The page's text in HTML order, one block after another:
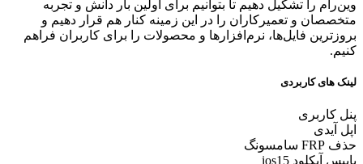
وین‌رام را تشکیل دهیم تا بتوانیم برای اولین بار دانش و تجربه
متخصصان و تعمیرکاران را در این زمینه کنار هم قرار دهیم و
بروزترین فایل‌ها، نرم‌افزارها و محصولات را برای کاربران فراهم
کنیم.
لینک های کاربردی
پنل کاربری
اپل آیدی
حذف FRP سامسونگ
بایپس آیکلود ios15